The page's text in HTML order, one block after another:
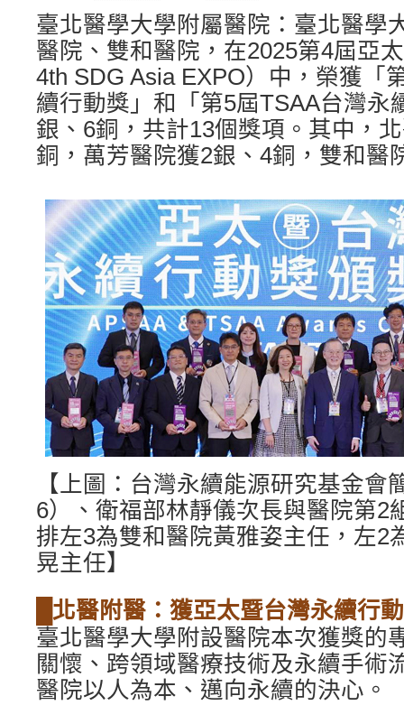
臺北醫學大學附屬醫院：臺北醫學
醫院、雙和醫院，在2025第4屆亞
4th SDG Asia EXPO）中，榮獲「
續行動獎」和「第5屆TSAA台灣永
銀、6銅，共計13個獎項。其中，
銅，萬芳醫院獲2銀、4銅，雙和醫
【上圖：台灣永續能源研究基金會
6）、衛福部林靜儀次長與醫院第2
排左3為雙和醫院黃雅姿主任，左2
晃主任】
█北醫附醫：獲亞太暨台灣永續行
臺北醫學大學附設醫院本次獲獎的
關懷、跨領域醫療技術及永續手術
醫院以人為本、邁向永續的決心。